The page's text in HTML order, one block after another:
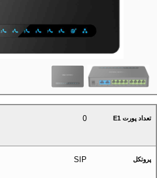
تعداد پورت E1 0
پروتکل SIP